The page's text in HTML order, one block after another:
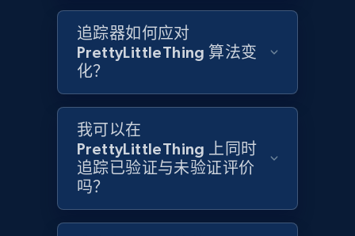
Target - Gather data on products using
specified keywords
URL, Product id, Title, Product description,
Rating, Reviews count, Initial price, Discount,
and more.
1.3K+ 175+ 立即开始
追踪器如何应对
PrettyLittleThing 算法变
化？
我可以在
PrettyLittleThing 上同时
追踪已验证与未验证评价
吗？